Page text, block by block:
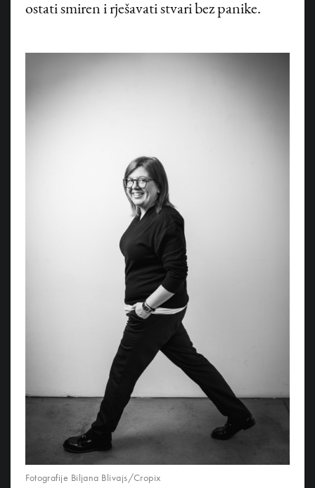
ostati smiren i rješavati stvari bez panike.
Fotografije Biljana Blivajs/Cropix